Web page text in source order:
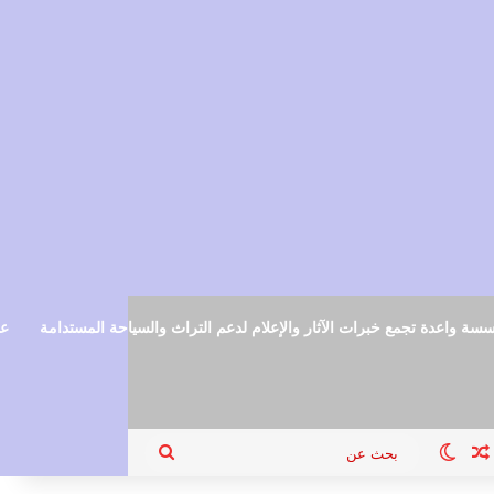
واعدة تجمع خبرات الآثار والإعلام لدعم التراث والسياحة المستدامة
الدخول
مقال عشوائي
الوضع المظلم
بحث